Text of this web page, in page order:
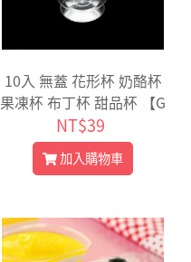
10入 無蓋 花形杯 奶酪杯
果凍杯 布丁杯 甜品杯 【G
05】
NT$39
加入購物車